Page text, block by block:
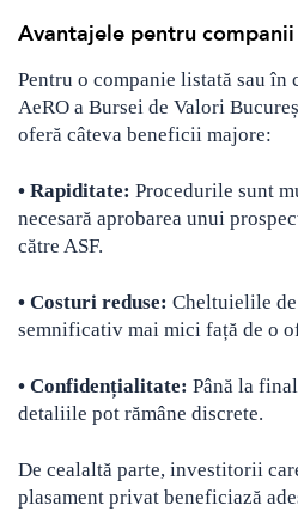
Avantajele pentru
Pentru o companie listată sau în
AeRO a Bursei de Valori
oferă câteva beneficii majore:
• Rapiditate: Procedurile sunt
necesară aprobarea unui
către ASF.
• Costuri reduse: Cheltuielile
semnificativ mai mici față de o
• Confidențialitate: Până la
detaliile pot rămâne discrete.
De cealaltă parte, investitorii
plasament privat beneficiază